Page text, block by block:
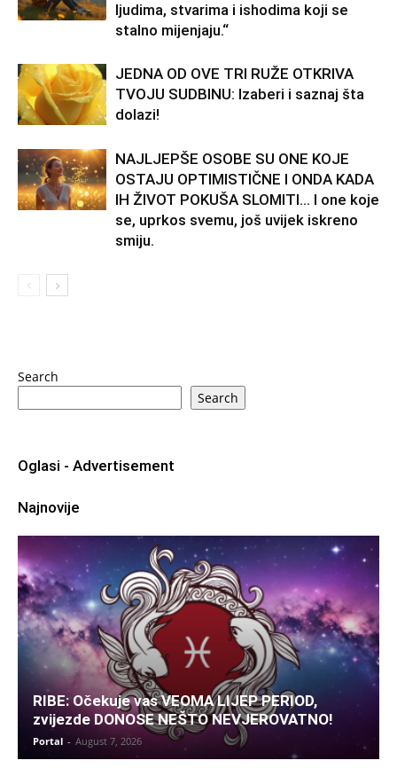
ljudima, stvarima i ishodima koji se
stalno mijenjaju.“
JEDNA OD OVE TRI RUŽE OTKRIVA
TVOJU SUDBINU: Izaberi i saznaj šta
dolazi!
NAJLJEPŠE OSOBE SU ONE KOJE
OSTAJU OPTIMISTIČNE I ONDA KADA
IH ŽIVOT POKUŠA SLOMITI… I one koje
se, uprkos svemu, još uvijek iskreno
smiju.
Search
Search
Oglasi - Advertisement
Najnovije
RIBE: Očekuje vas VEOMA LIJEP PERIOD,
zvijezde DONOSE NEŠTO NEVJEROVATNO!
Portal - August 7, 2026